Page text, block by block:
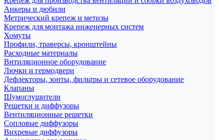
Анкеры и дюбили
Метрический крепеж и метизы
Крепеж для монтажа инженерных систем
Хомуты
Профили, траверсы, кронштейны
Расходные материалы
Внтиляционное оборудование
Лючки и гермодвери
Дефлекторы, зонты, фильтры и сетевое оборудование
Клапаны
Шумоглушители
Решетки и диффузоры
Вентиляционные решетки
Сопловые диффузоры
Вихревые диффузоры